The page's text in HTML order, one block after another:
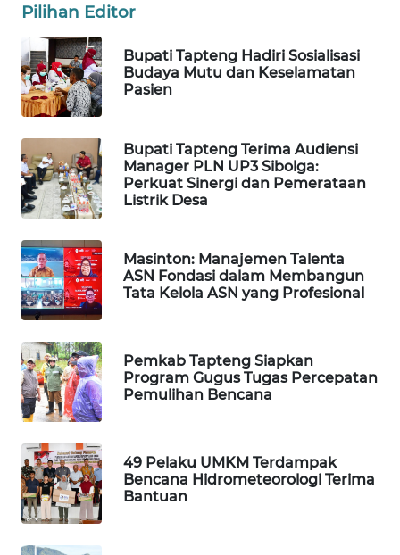
Pilihan Editor
Bupati Tapteng Hadiri Sosialisasi
Budaya Mutu dan Keselamatan
Pasien
Bupati Tapteng Terima Audiensi
Manager PLN UP3 Sibolga:
Perkuat Sinergi dan Pemerataan
Listrik Desa
Masinton: Manajemen Talenta
ASN Fondasi dalam Membangun
Tata Kelola ASN yang Profesional
Pemkab Tapteng Siapkan
Program Gugus Tugas Percepatan
Pemulihan Bencana
49 Pelaku UMKM Terdampak
Bencana Hidrometeorologi Terima
Bantuan
LPKKI
LKKI
KOPEKLIN
PORTAL
KONSUMEN
FORWAMKI
ALPERKLINAS
FORJASIDA
TAMBANG
NEWS
SITUNGIR
NEWS
SIDIKALANG
NEWS